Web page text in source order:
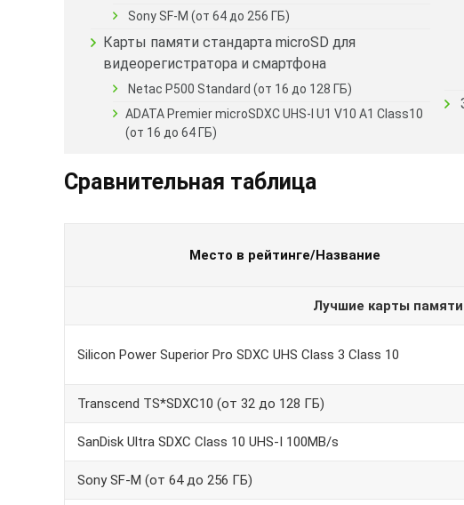
Sony SF-M (от 64 до 256 ГБ)
Карты памяти стандарта microSD для
видеорегистратора и смартфона
Netac P500 Standard (от 16 до 128 ГБ)
ADATA Premier microSDXC UHS-I U1 V10 A1 Class10
(от 16 до 64 ГБ)
Сравнительная таблица
Место в рейтинге/Название
Лучшие карты
Silicon Power Superior Pro SDXC UHS Class 3 Class 10
Transcend TS*SDXC10 (от 32 до 128 ГБ)
SanDisk Ultra SDXC Class 10 UHS-I 100MB/s
Sony SF-M (от 64 до 256 ГБ)